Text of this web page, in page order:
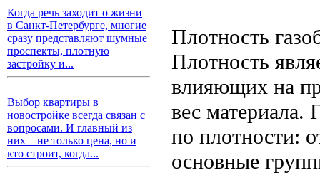
Когда речь заходит о жизни
в Санкт-Петербурге, многие
сразу представляют шумные
проспекты, плотную
застройку и...
Выбор квартиры в
новостройке всегда связан с
вопросами. И главный из
них – не только цена, но и
кто строит, когда...
Плотность
Плотность
влияющих на
вес материала.
по плотности:
основные